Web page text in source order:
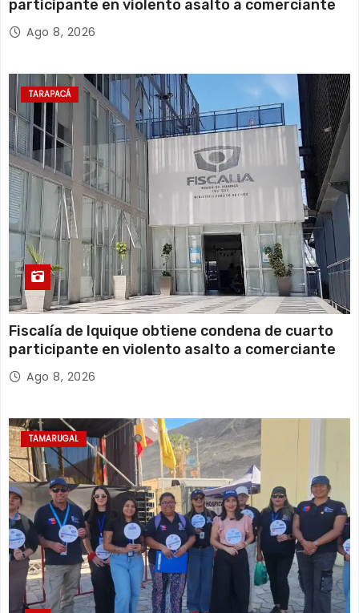
participante en violento asalto a comerciante
Ago 8, 2026
TARAPACÁ
Fiscalía de Iquique obtiene condena de cuarto
participante en violento asalto a comerciante
Ago 8, 2026
TAMARUGAL